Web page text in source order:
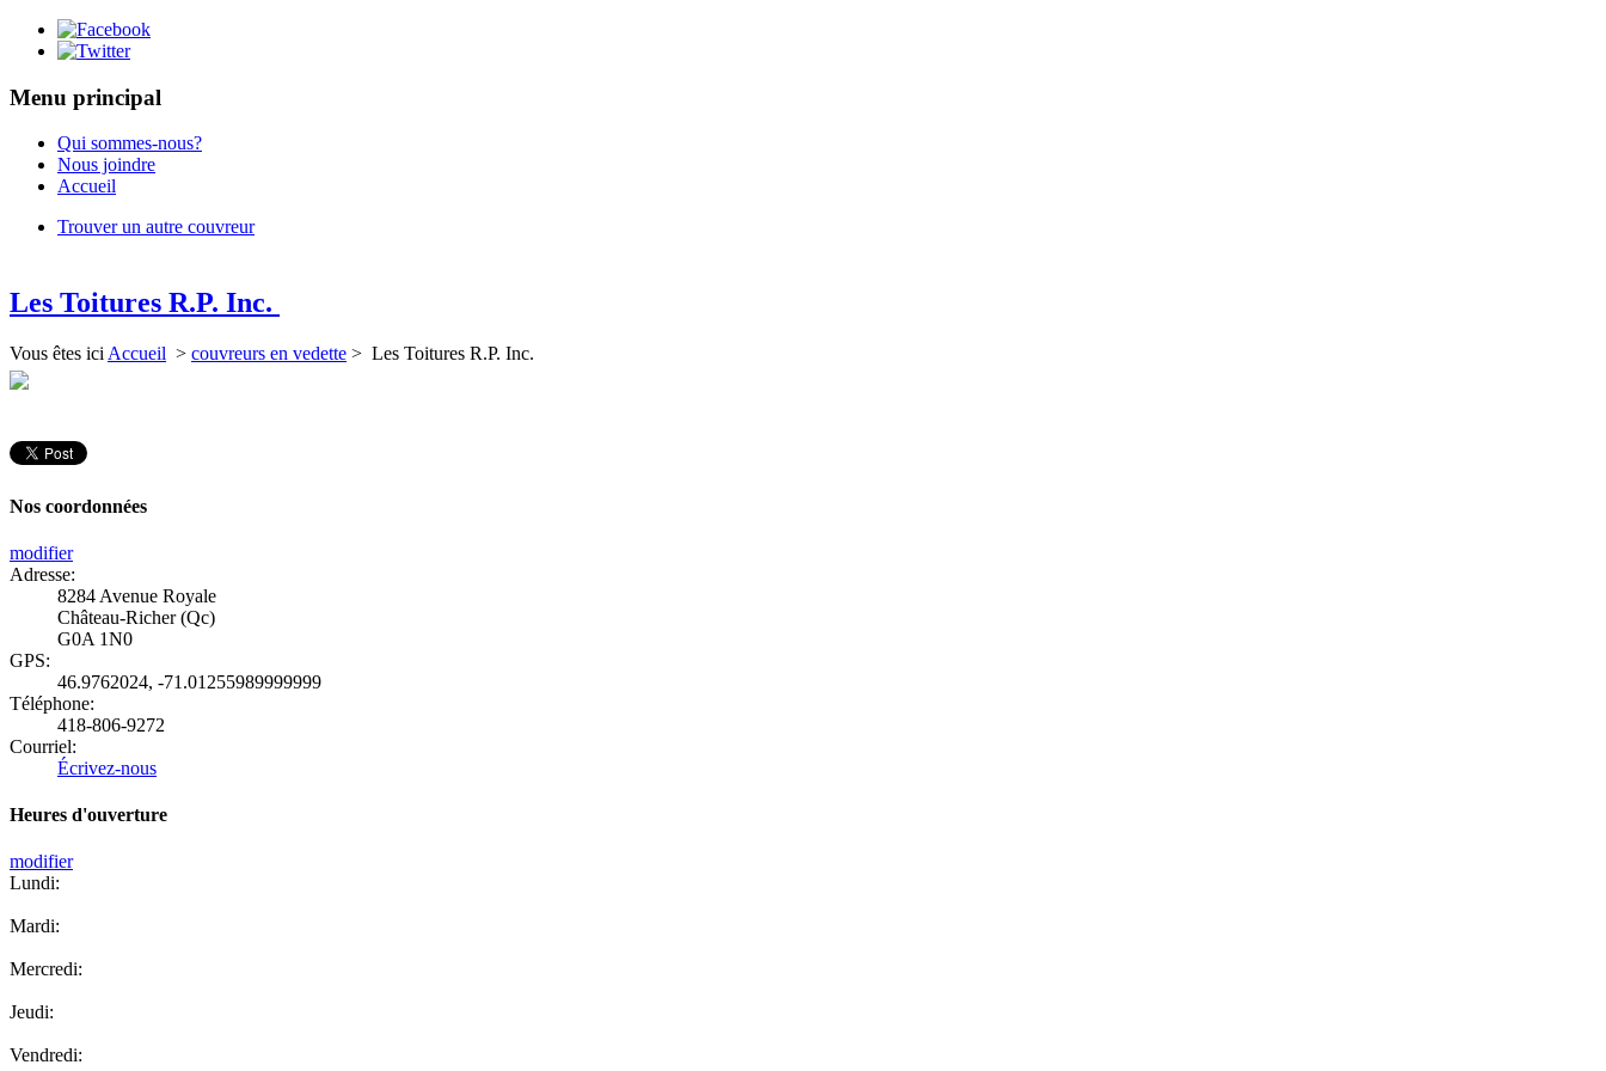
Menu principal
Qui sommes-nous?
Nous joindre
Accueil
Trouver un autre couvreur
Les Toitures R.P. Inc.
Vous êtes ici Accueil > couvreurs en vedette > Les Toitures R.P. Inc.
Nos coordonnées
modifier
Adresse:
8284 Avenue Royale
Château-Richer (Qc)
G0A 1N0
GPS:
46.9762024, -71.01255989999999
Téléphone:
418-806-9272
Courriel:
Écrivez-nous
Heures d'ouverture
modifier
Lundi:
Mardi:
Mercredi:
Jeudi:
Vendredi: